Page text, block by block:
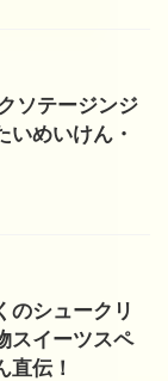
ソテージンジ
いめいけん・
のシュークリ
スイーツスペ
直伝！